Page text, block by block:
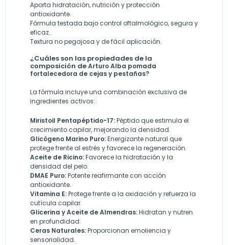
Aporta hidratación, nutrición y protección
antioxidante.
Fórmula testada bajo control oftalmológico, segura y
eficaz.
Textura no pegajosa y de fácil aplicación.
¿Cuáles son las propiedades de la
composición deArturo Alba pomada
fortalecedora de cejas y pestañas?
La fórmula incluye una combinación exclusiva de
ingredientes activos:
Miristoil Pentapéptido-17:Péptido que estimula el
crecimiento capilar, mejorando la densidad.
Glicógeno Marino Puro:Energizante natural que
protege frente al estrés y favorece la regeneración.
Aceite de Ricino:Favorece la hidratación y la
densidad del pelo.
DMAE Puro:Potente reafirmante con acción
antioxidante.
Vitamina E:Protege frente a la oxidación y refuerza la
cutícula capilar.
Glicerina y Aceite de Almendras:Hidratan y nutren
en profundidad.
Ceras Naturales:Proporcionan emoliencia y
sensorialidad.